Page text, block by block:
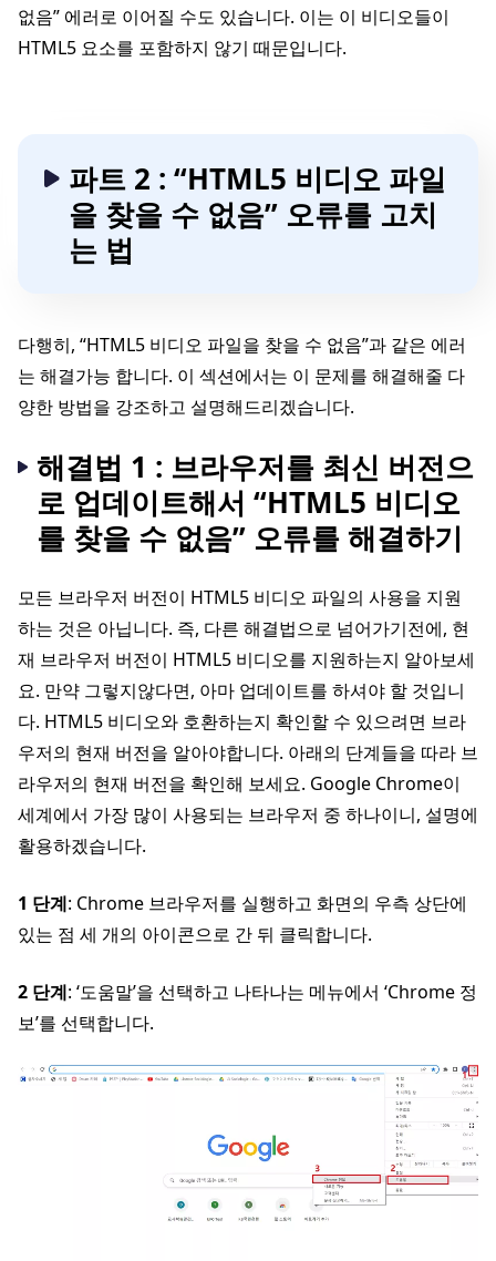
없음” 에러로 이어질 수도 있습니다. 이는 이 비디오들이
HTML5 요소를 포함하지 않기 때문입니다.
파트 2 : “HTML5 비디오 파일
을 찾을 수 없음” 오류를 고치
는 법
다행히, “HTML5 비디오 파일을 찾을 수 없음”과 같은 에러
는 해결가능 합니다. 이 섹션에서는 이 문제를 해결해줄 다
양한 방법을 강조하고 설명해드리겠습니다.
해결법 1 : 브라우저를 최신 버전으
로 업데이트해서 “HTML5 비디오
를 찾을 수 없음” 오류를 해결하기
모든 브라우저 버전이 HTML5 비디오 파일의 사용을 지원
하는 것은 아닙니다. 즉, 다른 해결법으로 넘어가기전에, 현
재 브라우저 버전이 HTML5 비디오를 지원하는지 알아보세
요. 만약 그렇지않다면, 아마 업데이트를 하셔야 할 것입니
다. HTML5 비디오와 호환하는지 확인할 수 있으려면 브라
우저의 현재 버전을 알아야합니다. 아래의 단계들을 따라 브
라우저의 현재 버전을 확인해 보세요. Google Chrome이
세계에서 가장 많이 사용되는 브라우저 중 하나이니, 설명에
활용하겠습니다.
1 단계: Chrome 브라우저를 실행하고 화면의 우측 상단에
있는 점 세 개의 아이콘으로 간 뒤 클릭합니다.
2 단계: ‘도움말’을 선택하고 나타나는 메뉴에서 ‘Chrome 정
보’를 선택합니다.